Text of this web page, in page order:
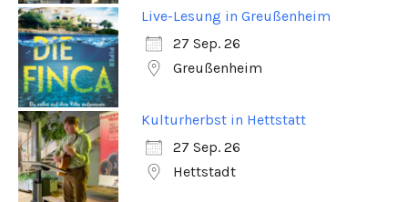
Live-Lesung in Greußenheim
27 Sep. 26
Greußenheim
Kulturherbst in Hettstatt
27 Sep. 26
Hettstadt